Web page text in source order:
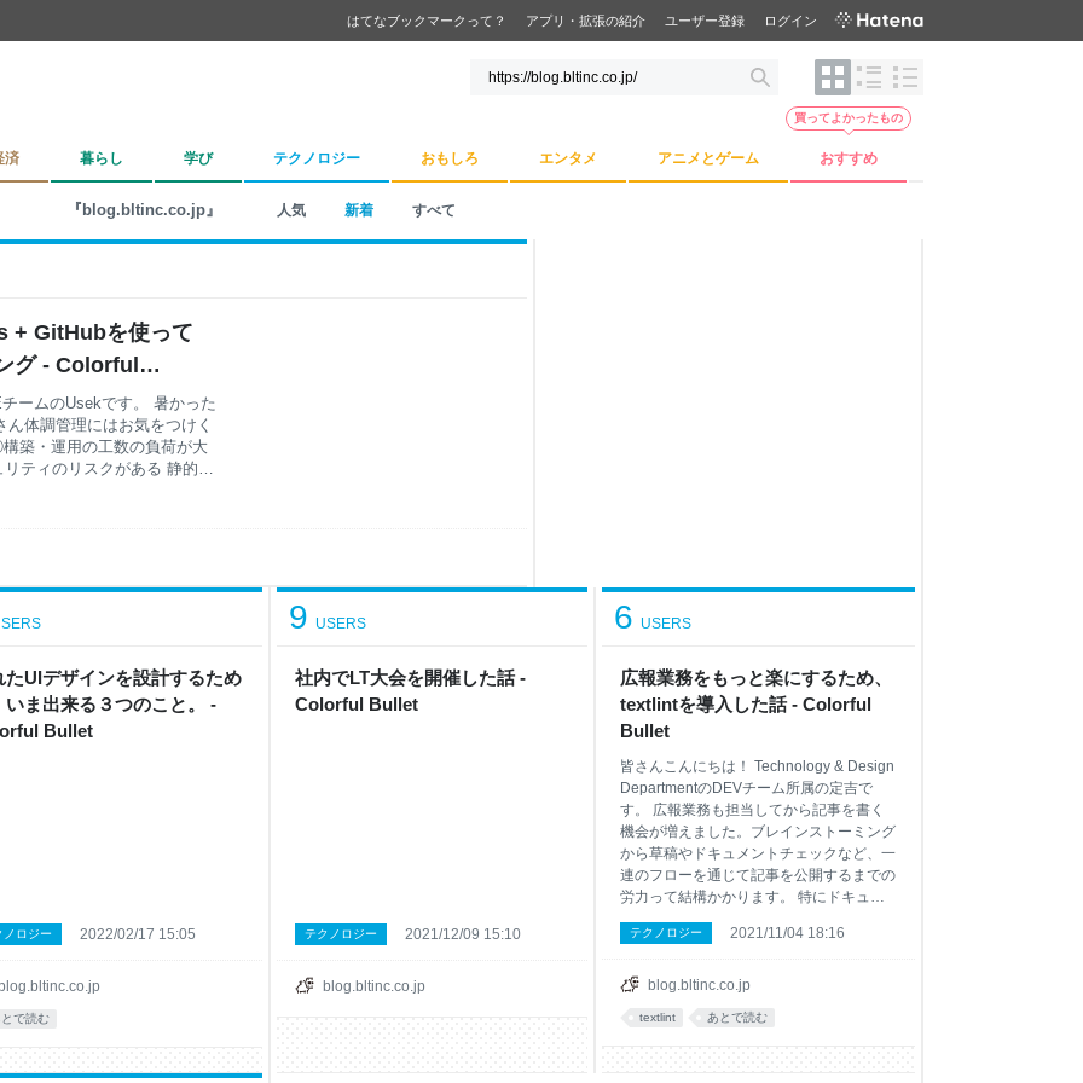
はてなブックマークって？ アプリ・拡張の紹介 ユーザー登録 ログイン
済 暮らし 学び テクノロジー おもしろ エンタメ アニメとゲーム おすすめ
買ってよかったもの
『blog.bltinc.co.jp』 人気 新着 すべて
+ GitHubを使って
グ - Colorful
ームのUsekです。 暑かった
体調管理にはお気をつけく
築・運用の工数の負荷が大
ティのリスクがある 静的サ
たUIデザインを設計するため
いま出来る３つのこと。 -
Bullet
ノロジー 2022/02/17 15:05
で読む
社内でLT大会を開催した話 -
Colorful Bullet
9 USERS
blog.bltinc.co.jp
テクノロジー 2021/12/09 15:10
広報業務をもっと楽にするため、
textlintを導入した話 - Colorful
Bullet
6 USERS
blog.bltinc.co.jp
皆さんこんにちは！ Technology & Design
DepartmentのDEVチーム所属の定吉で
す。 広報業務も担当してから記事を書く
機会が増えました。ブレインストーミング
から草稿やドキュメントチェックなど、一
連のフローを通じて記事を公開するまでの
労力って結構かかります。 特にドキュメ
ントチェックは、単純な文字の誤りや表現
を見るだけでなく、コンテンツ内容まで踏
そのため、「単純な文字の誤りや表現」を
たい！そんな思いから、textlintという文章
テクノロジー 2021/11/04 18:16
textlint あとで読む